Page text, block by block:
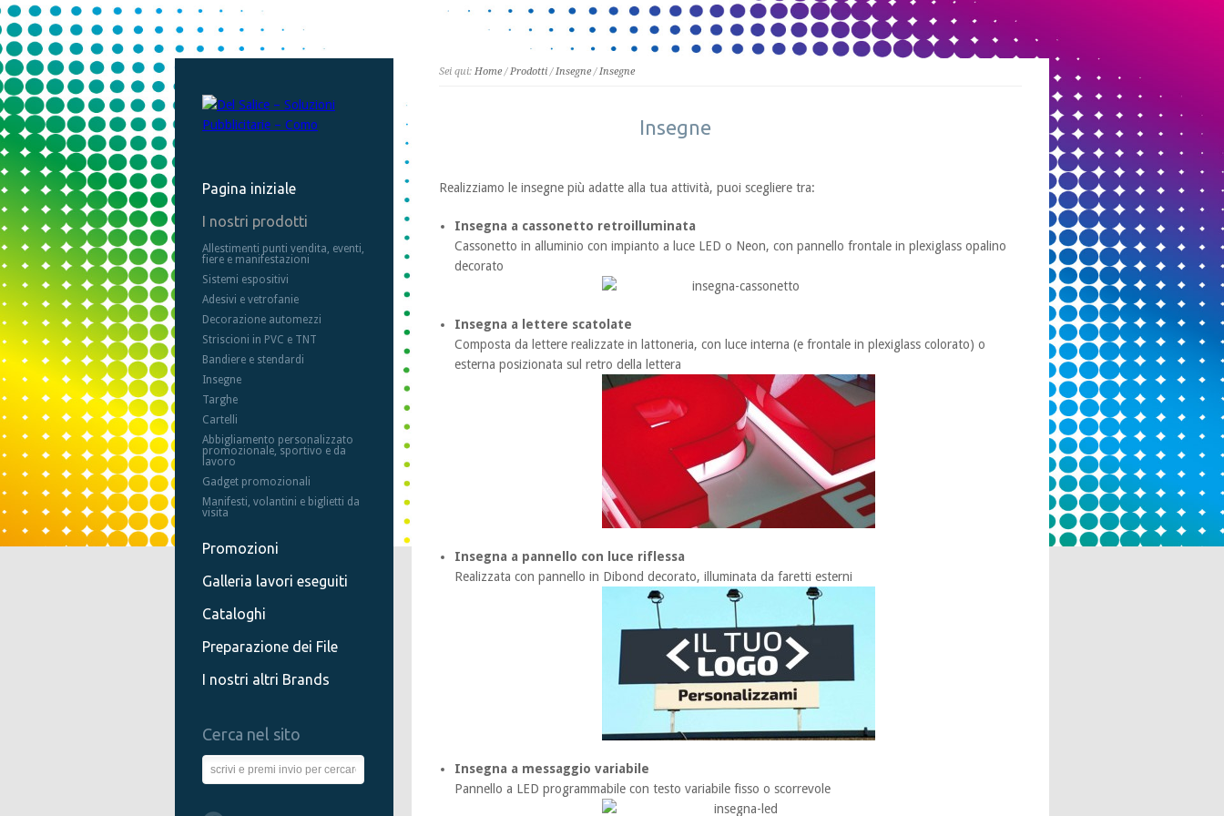
Sei qui: Home/Prodotti /Insegne/Insegne
Insegne
Realizziamo le insegne più adatte alla tua attività, puoi scegliere tra:
Insegna a cassonetto retroilluminata
Cassonetto in alluminio con impianto a luce LED o Neon, con pannello frontale in plexiglass opalino
decorato
Insegna a lettere scatolate
Composta da lettere realizzate in lattoneria, con luce interna (e frontale in plexiglass colorato) o
esterna posizionata sul retro della lettera
Insegna a pannello con luce riflessa
Realizzata con pannello in Dibond decorato, illuminata da faretti esterni
Insegna a messaggio variabile
Pannello a LED programmabile con testo variabile fisso o scorrevole
Pagina iniziale
I nostri prodotti
Allestimenti punti vendita, eventi,
fiere e manifestazioni
Sistemi espositivi
Adesivi e vetrofanie
Decorazione automezzi
Striscioni in PVC e TNT
Bandiere e stendardi
Insegne
Targhe
Cartelli
Abbigliamento personalizzato
promozionale, sportivo e da
lavoro
Gadget promozionali
Manifesti, volantini e biglietti da
visita
Promozioni
Galleria lavori eseguiti
Cataloghi
Preparazione dei File
I nostri altri Brands
Cerca nel sito